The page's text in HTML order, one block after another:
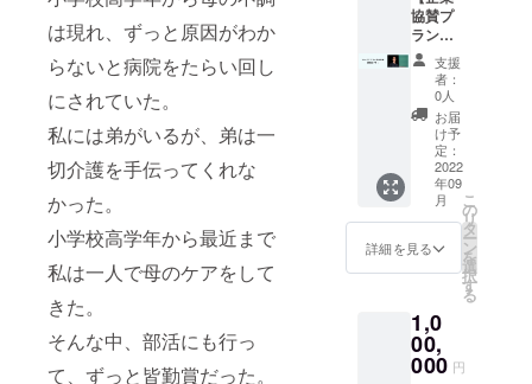
は現れ、ずっと原因がわか
らないと病院をたらい回し
にされていた。
私には弟がいるが、弟は一
切介護を手伝ってくれな
かった。
小学校高学年から最近まで
私は一人で母のケアをして
きた。
そんな中、部活にも行っ
て、ずっと皆勤賞だった。
ご確認
くださ
い ※ク
リア
ファイ
ルは３
種類の
中より
１つラ
ンダム
で郵送
されま
す。 ※
アファ
イルの
模様を
お選び
い。 ※
画像は
イメー
ジで
す。デ
ザイン
は変更
になる
ことが
ありま
す。 ※
ステッ
カー・
クリア
ンバッ
ジ・T
シャ
ツ・
トバッ
ク １個
・Tシャ
ツ１枚
・パー
カー１
枚 ・ヤ
ングケ
アラー
と共に
育つ
「苗」
（オリ
ジナル
つ T
シャツ
とパー
カーの
協賛プ
ラン
①】 ヤ
ングケ
アラー
協会主
催ヤン
グケア
ラーに
関する
講演会
（１時
間半程
度） ご
た企業
様へ、
ヤング
ケア
支援
者：
0人
お届
け予
定：
2022
年09
月
詳細を見る
こ
の
リ
タ
ー
ン
を
選
択
す
る
1,0
00,
000 円